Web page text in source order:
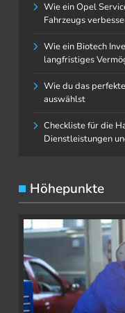
Wie ein Opel
Fahrzeugs
Wie ein Biotech
langfristiges
Wie du das
auswählst
Checkliste für die
Dienstleistungen
Höhepunkte